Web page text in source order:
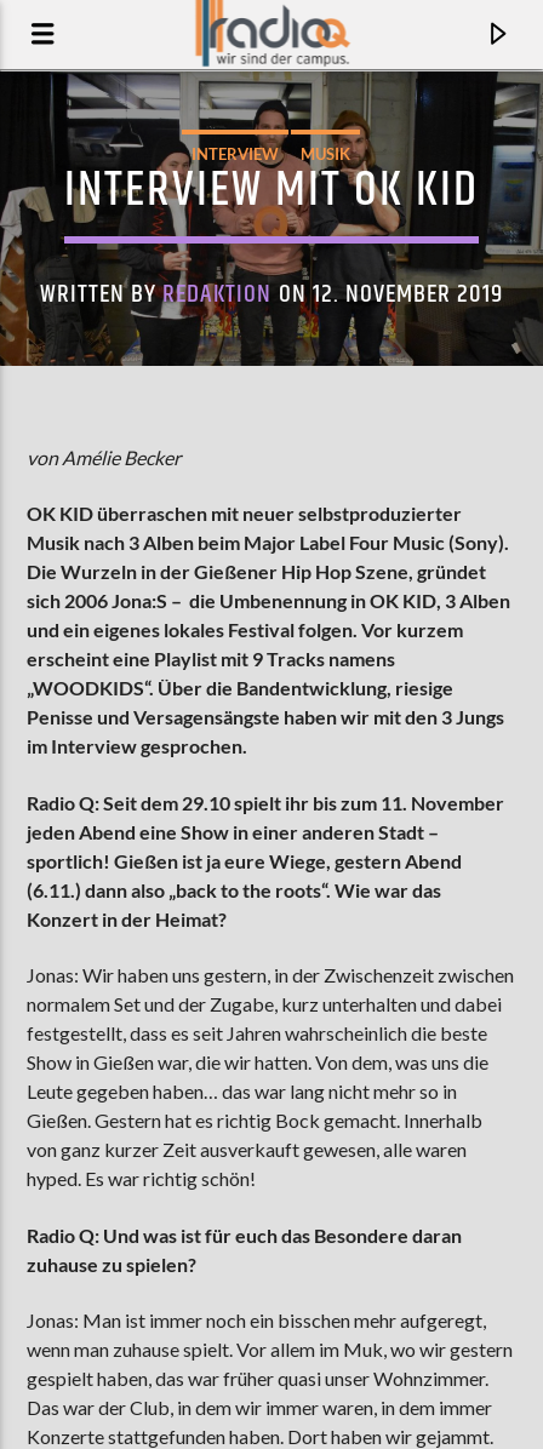
AKTUELLER TRACK
GOHAR
AKTUELLE SENDUNG
MOEBIUS
00:00 09:00
ZU HÖREN INMünster90,9 MHzSteinfurt103,9 MHz
INTERVIEW MUSIK
INTERVIEW MIT OK KID
WRITTEN BYREDAKTIONON 12. NOVEMBER 2019
von Amélie Becker
OK KID überraschen mit neuer selbstproduzierter
Musik nach 3 Alben beim Major Label Four Music (Sony).
Die Wurzeln in der Gießener Hip Hop Szene, gründet
sich 2006 Jona:S – die Umbenennung in OK KID, 3 Alben
und ein eigenes lokales Festival folgen. Vor kurzem
erscheint eine Playlist mit 9 Tracks namens
„WOODKIDS“. Über die Bandentwicklung, riesige
Penisse und Versagensängste haben wir mit den 3 Jungs
im Interview gesprochen.
Radio Q:Seit dem 29.10 spielt ihr bis zum 11. November
jeden Abend eine Show in einer anderen Stadt –
sportlich! Gießen ist ja eure Wiege, gestern Abend
(6.11.) dann also „back to the roots“. Wie war das
Konzert in der Heimat?
Jonas: Wir haben uns gestern, in der Zwischenzeit zwischen
normalem Set und der Zugabe, kurz unterhalten und dabei
festgestellt, dass es seit Jahren wahrscheinlich die beste
Show in Gießen war, die wir hatten. Von dem, was uns die
Leute gegeben haben… das war lang nicht mehr so in
Gießen. Gestern hat es richtig Bock gemacht. Innerhalb
von ganz kurzer Zeit ausverkauft gewesen, alle waren
hyped. Es war richtig schön!
Radio Q: Und was ist für euch das Besondere daran
zuhause zu spielen?
Jonas: Man ist immer noch ein bisschen mehr aufgeregt,
wenn man zuhause spielt. Vor allem im Muk, wo wir gestern
gespielt haben, das war früher quasi unser Wohnzimmer.
Das war der Club, in dem wir immer waren, in dem immer
Konzerte stattgefunden haben. Dort haben wir gejammt.